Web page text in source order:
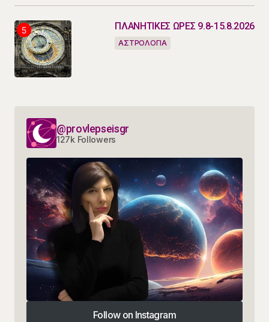
ΠΛΑΝΗΤΙΚΕΣ ΩΡΕΣ 9.8-15.8.2026
ΑΣΤΡΟΛΟΓΙΑ
@provlepseisgr
127k Followers
Follow on Instagram